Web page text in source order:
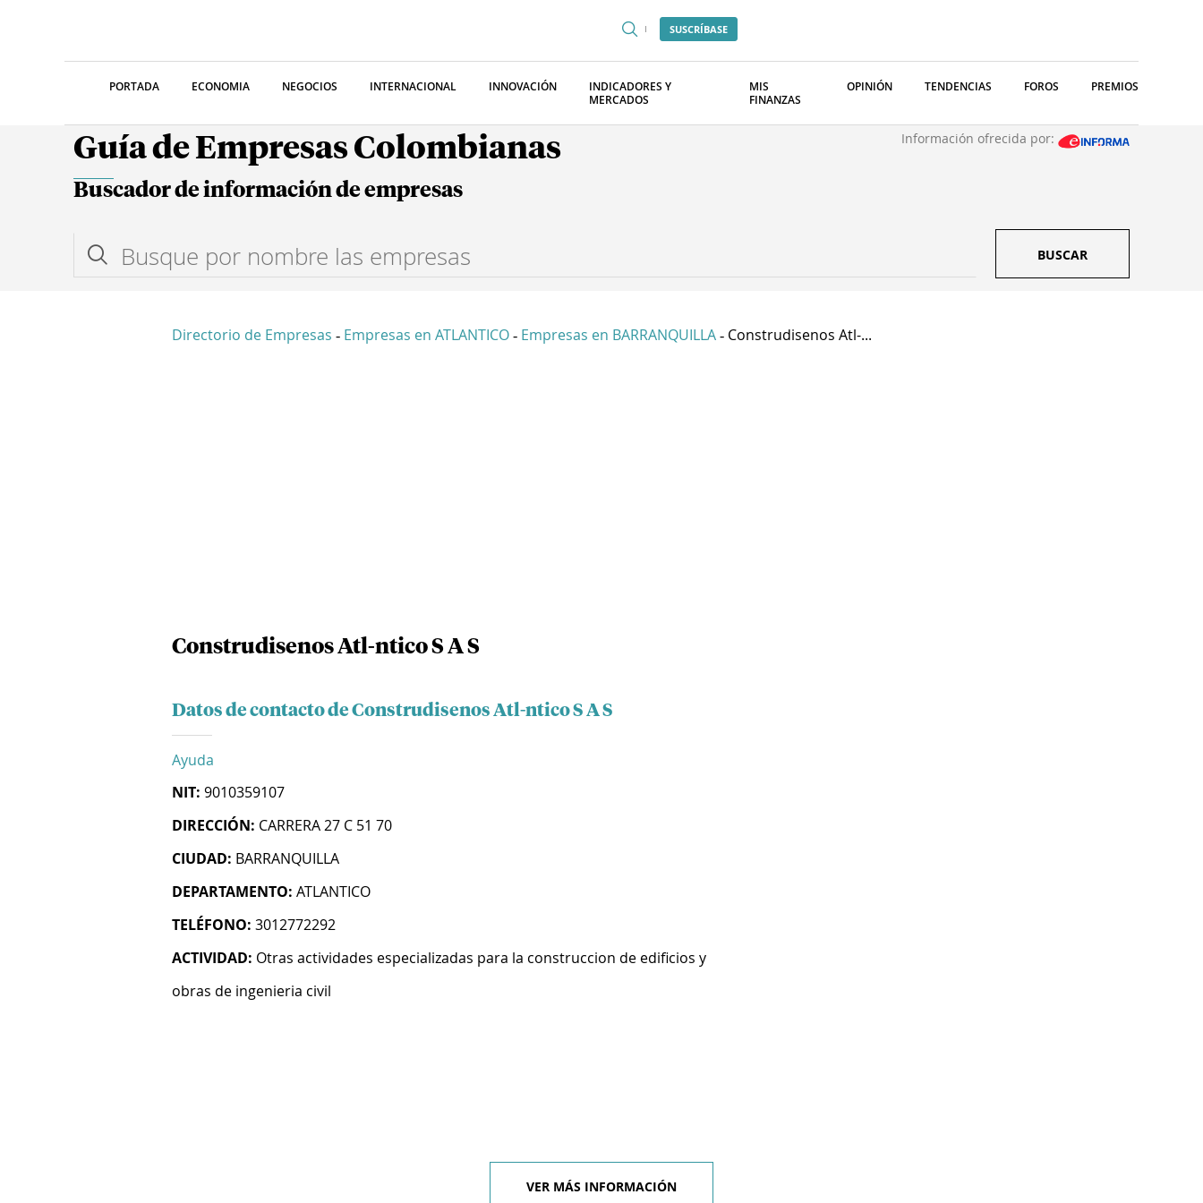
SUSCRÍBASE
PORTADA ECONOMIA NEGOCIOS INTERNACIONAL INNOVACIÓN
INDICADORES Y
MERCADOS
MIS
FINANZAS
OPINIÓN TENDENCIAS FOROS PREMIOS
Guía de Empresas Colombianas Información ofrecida por:
Buscador de información de empresas
BUSCAR
Directorio de Empresas - Empresas en ATLANTICO - Empresas en BARRANQUILLA - Construdisenos Atl-...
Construdisenos Atl-ntico S A S
Datos de contacto de Construdisenos Atl-ntico S A S
Ayuda
NIT: 9010359107
DIRECCIÓN: CARRERA 27 C 51 70
CIUDAD: BARRANQUILLA
DEPARTAMENTO: ATLANTICO
TELÉFONO: 3012772292
ACTIVIDAD: Otras actividades especializadas para la construccion de edificios y
obras de ingenieria civil
VER MÁS INFORMACIÓN